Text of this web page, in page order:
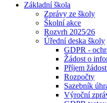
Základní škola
Zprávy ze školy
Školní akce
Rozvrh 2025⁄26
Úřední deska školy
GDPR -
Žádost o
Příjem
Rozpočty
Sazebník
Výroční